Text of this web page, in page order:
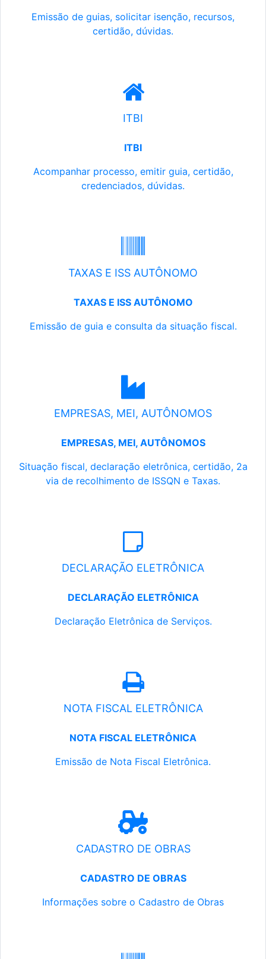
Emissão de guias, solicitar isenção, recursos,
certidão, dúvidas.
ITBI
ITBI
Acompanhar processo, emitir guia, certidão,
credenciados, dúvidas.
TAXAS E ISS AUTÔNOMO
TAXAS E ISS AUTÔNOMO
Emissão de guia e consulta da situação fiscal.
EMPRESAS, MEI, AUTÔNOMOS
EMPRESAS, MEI, AUTÔNOMOS
Situação fiscal, declaração eletrônica, certidão, 2a
via de recolhimento de ISSQN e Taxas.
DECLARAÇÃO ELETRÔNICA
DECLARAÇÃO ELETRÔNICA
Declaração Eletrônica de Serviços.
NOTA FISCAL ELETRÔNICA
NOTA FISCAL ELETRÔNICA
Emissão de Nota Fiscal Eletrônica.
CADASTRO DE OBRAS
CADASTRO DE OBRAS
Informações sobre o Cadastro de Obras